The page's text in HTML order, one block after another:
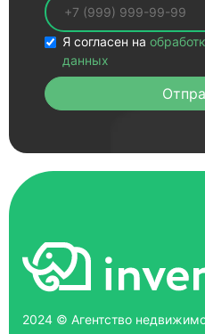
Я согласен на
данных
2024 © Агентство